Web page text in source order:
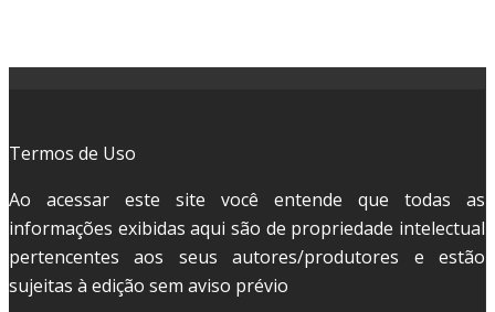
Termos de Uso
Ao acessar este site você entende que todas as
informações exibidas aqui são de propriedade intelectual
pertencentes aos seus autores/produtores e estão
sujeitas à edição sem aviso prévio